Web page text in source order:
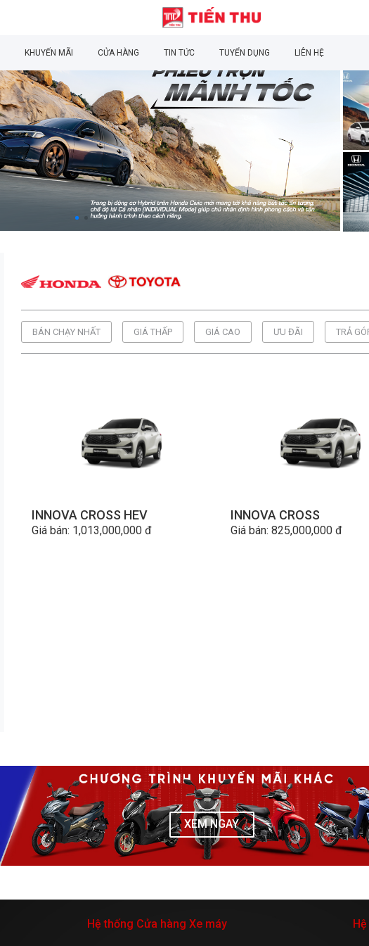
KHUYẾN MÃI CỬA HÀNG TIN TỨC TUYỂN DỤNG LIÊN HỆ
BÁN CHẠY NHẤT GIÁ THẤP GIÁ CAO ƯU ĐÃI TRẢ
INNOVA CROSS HEV
Giá bán: 1,013,000,000 đ
INNOVA CROSS
Giá bán: 825,000,000 đ
XEM NGAY
Hệ thống Cửa hàng Xe máy